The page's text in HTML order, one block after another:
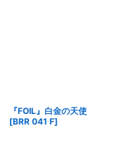
『FOIL』白金の天使
[BRR 041 F]